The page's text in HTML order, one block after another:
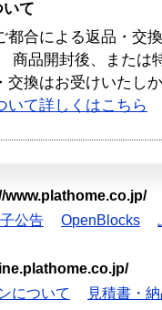
て
都合による返品・交
商品開封後、または
交換はお受けいたし
いて詳しくはこちら
www.plathome.co.jp/
公告 OpenBlocks
について
見積書・